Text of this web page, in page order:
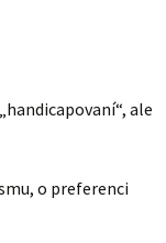
ale
o preferenci